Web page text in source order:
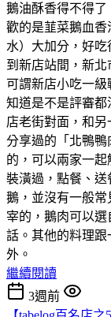
鵝油酥香得不得
歡的是韮菜鵝血
水）大加分，好
到新店站間，新北
可謂新店小吃一
知道是不是評審
店老街對面，和
分享過的「北鴨
的，可以兩家一
裝潢過，點餐、
鵝，並沒有一般
宰的，鵝肉可以
話。其他的料理跟
外。
繼續閱讀
3週前